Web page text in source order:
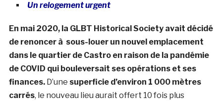
Un relogement urgent
En mai 2020, la GLBT Historical Society avait décidé
de renoncer à sous-louer un nouvel emplacement
dans le quartier de Castro en raison de la pandémie
de COVID qui bouleversait ses opérations et ses
finances. D’une superficie d’environ 1 000 mètres
carrés, le nouveau lieu aurait offert 10 fois plus